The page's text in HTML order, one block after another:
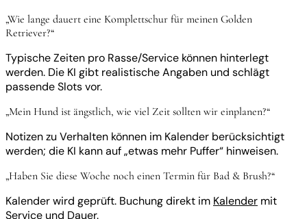
„Wie lange dauert eine Komplettschur für meinen Golden
Retriever?“
Typische Zeiten pro Rasse/Service können hinterlegt
werden. Die KI gibt realistische Angaben und schlägt
passende Slots vor.
„Mein Hund ist ängstlich, wie viel Zeit sollten wir einplanen?“
Notizen zu Verhalten können im Kalender berücksichtigt
werden; die KI kann auf „etwas mehr Puffer“ hinweisen.
„Haben Sie diese Woche noch einen Termin für Bad & Brush?“
Kalender wird geprüft. Buchung direkt im Kalender mit
Service und Dauer.